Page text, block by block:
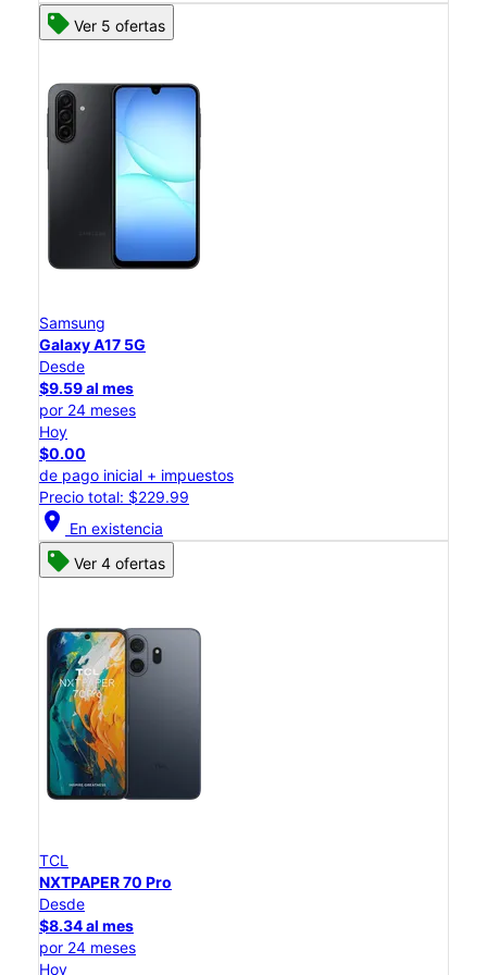
Ver 5 ofertas
Samsung
Galaxy A17 5G
Desde
$9.59 al mes
por 24 meses
Hoy
$0.00
de pago inicial + impuestos
Precio total: $229.99
location_on En existencia
Ver 4 ofertas
TCL
NXTPAPER 70 Pro
Desde
$8.34 al mes
por 24 meses
Hoy